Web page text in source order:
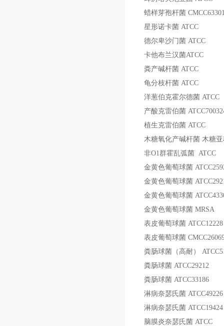
蜡样芽孢杆菌
星形诺卡菌 ATCC
德尔卑沙门菌 ATCC
卡他布兰汉菌ATCC
粪产碱杆菌 ATCC
龟分枝杆菌 ATCC
洋葱伯克霍尔德菌 ATCC
产酸克雷伯菌
植生克雷伯菌 ATCC
木糖氧化产碱杆菌 木糖
非O1群霍乱弧菌 ATCC
金黄色葡萄球菌
金黄色葡萄球菌
金黄色葡萄球菌
金黄色葡萄球菌 MRSA
表皮葡萄球菌 ATCC12228
表皮葡萄球菌
粪肠球菌（高耐）
粪肠球菌 ATCC29212
粪肠球菌 ATCC33186
淋病奈瑟氏菌 ATCC49226
淋病奈瑟氏菌 ATCC19424
脑膜炎奈瑟氏菌 ATCC